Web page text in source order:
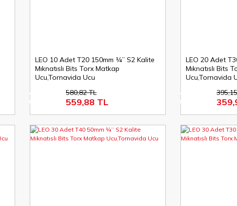
LEO 10 Adet T20 150mm ¼’’ S2 Kalite
Mıknatıslı Bits Torx Matkap
Ucu,Tornavida Ucu
%4
indirim
580,82 TL
559,88 TL
LEO 20 Adet
Mıknatıslı Bits
Ucu,Tornavida
%9
indirim